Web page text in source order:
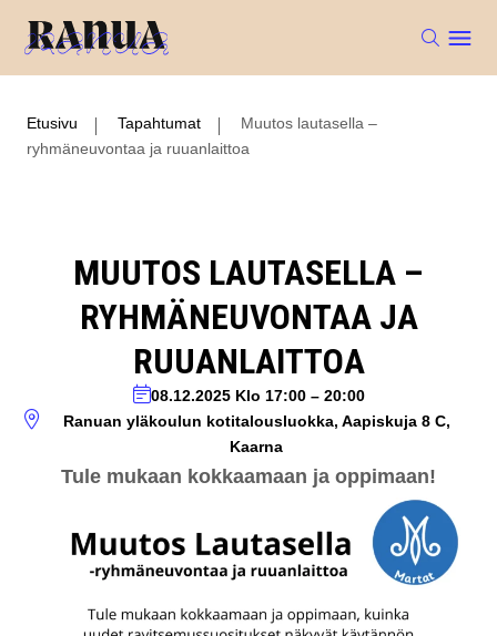
Etusivu Tapahtumat
Muutos lautasella –
ryhmäneuvontaa ja ruuanlaittoa
MUUTOS LAUTASELLA –
RYHMÄNEUVONTAA JA
RUUANLAITTOA
08.12.2025 Klo 17:00– 20:00
Ranuan yläkoulun kotitalousluokka, Aapiskuja 8 C,
Kaarna
Tule mukaan kokkaamaan ja oppimaan!